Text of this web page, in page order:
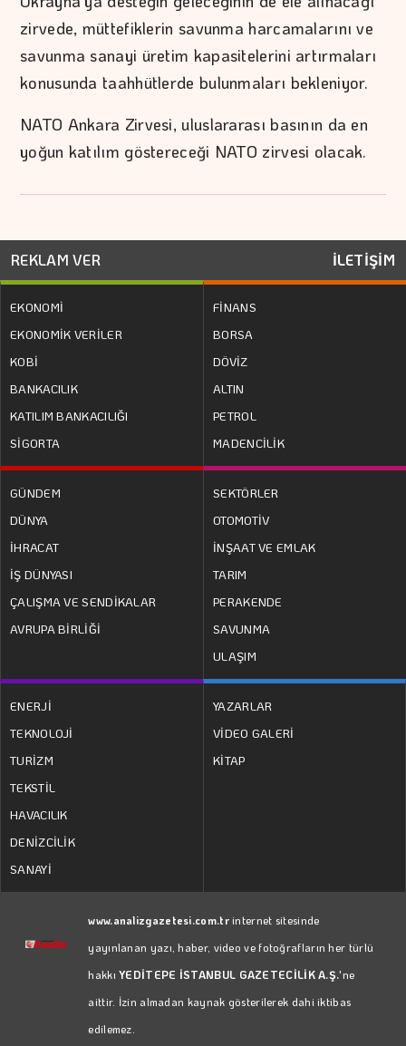
zirvede, müttefiklerin savunma harcamalarını ve
savunma sanayi üretim kapasitelerini artırmaları
konusunda taahhütlerde bulunmaları bekleniyor.
NATO Ankara Zirvesi, uluslararası basının da en
yoğun katılım göstereceği NATO zirvesi olacak.
REKLAM VER İLETİŞİM
EKONOMİ
EKONOMİK VERİLER
KOBİ
BANKACILIK
KATILIM BANKACILIĞI
SİGORTA
FİNANS
BORSA
DÖVİZ
ALTIN
PETROL
MADENCİLİK
GÜNDEM
DÜNYA
İHRACAT
İŞ DÜNYASI
ÇALIŞMA VE SENDİKALAR
AVRUPA BİRLİĞİ
SEKTÖRLER
OTOMOTİV
İNŞAAT VE EMLAK
TARIM
PERAKENDE
SAVUNMA
ULAŞIM
ENERJİ
TEKNOLOJİ
TURİZM
TEKSTİL
HAVACILIK
DENİZCİLİK
SANAYİ
YAZARLAR
VİDEO GALERİ
KİTAP
www.analizgazetesi.com.trinternet sitesinde
yayınlanan yazı, haber, video ve fotoğrafların her türlü
hakkıYEDİTEPE İSTANBUL GAZETECİLİK A.Ş.'ne
aittir. İzin almadan kaynak gösterilerek dahi iktibas
edilemez.